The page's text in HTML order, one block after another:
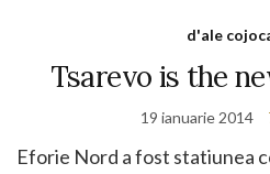
d'ale
Tsarevo is the
19 ianuarie 2014
Eforie Nord a fost statiunea